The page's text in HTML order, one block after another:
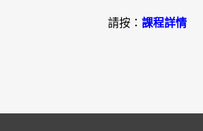
請按： 課程詳情